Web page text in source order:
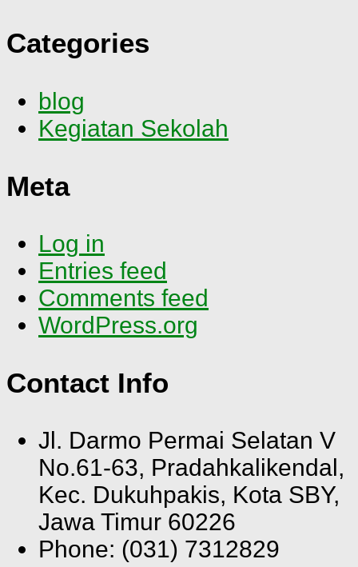
Categories
blog
Kegiatan Sekolah
Meta
Log in
Entries feed
Comments feed
WordPress.org
Contact Info
Jl. Darmo Permai Selatan V
No.61-63, Pradahkalikendal,
Kec. Dukuhpakis, Kota SBY,
Jawa Timur 60226
Phone: (031) 7312829